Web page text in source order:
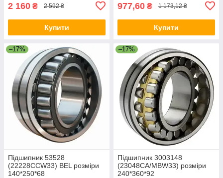
2 160 ₴ 2 592 ₴
Купити
977,60 ₴ 1 173,12 ₴
Купити
–17%
Підшипник 53528
(22228CCW33) BEL розміри
140*250*68
–17%
Підшипник 3003148
(23048CA/MBW33) розміри
240*360*92